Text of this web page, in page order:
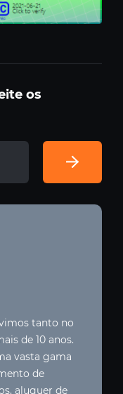
os
tanto no
de 10 anos.
vasta gama
de
aluguer de